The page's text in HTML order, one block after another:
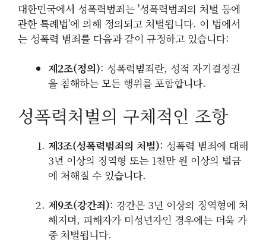
대한민국에서 성폭력범죄는 '성폭력범죄의 처벌 등에
관한 특례법'에 의해 정의되고 처벌됩니다. 이 법에서
는 성폭력 범죄를 다음과 같이 규정하고 있습니다:
제2조(정의): 성폭력범죄란, 성적 자기결정권
을 침해하는 모든 행위를 포함합니다.
성폭력처벌의 구체적인 조항
제3조(성폭력범죄의 처벌): 성폭력 범죄에 대해
3년 이상의 징역형 또는 1천만 원 이상의 벌금
에 처해질 수 있습니다.
제9조(강간죄): 강간은 3년 이상의 징역형에 처
해지며, 피해자가 미성년자인 경우에는 더욱 가
중 처벌됩니다.